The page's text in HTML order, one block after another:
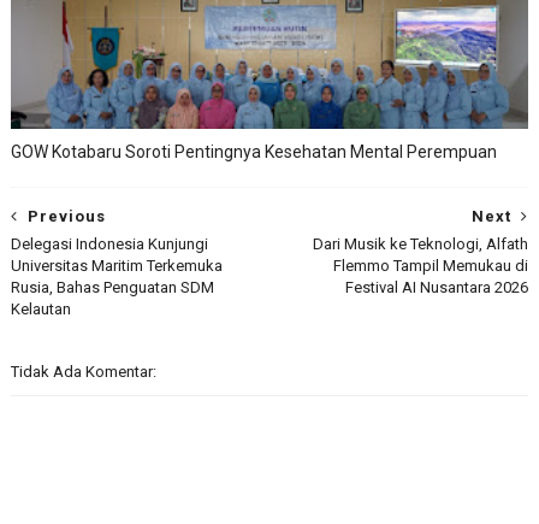
GOW Kotabaru Soroti Pentingnya Kesehatan Mental Perempuan
Next
Dari Musik ke Teknologi, Alfath
Flemmo Tampil Memukau di
Festival AI Nusantara 2026
Previous
Delegasi Indonesia Kunjungi
Universitas Maritim Terkemuka
Rusia, Bahas Penguatan SDM
Kelautan
Tidak Ada Komentar: